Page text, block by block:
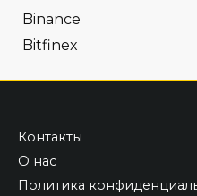
Binance
Bitfinex
Контакты
О нас
Политика